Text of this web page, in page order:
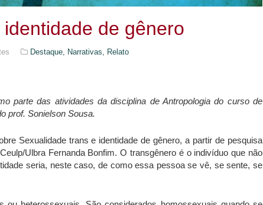
de gênero
Destaque, Narrativas, Relato
parte das atividades da disciplina de Antropologia do curso de
prof. Sonielson Sousa.
Sexualidade trans e identidade de gênero, a partir de pesquisa
Ulbra Fernanda Bonfim. O transgênero é o indivíduo que não
seria, neste caso, de como essa pessoa se vê, se sente, se